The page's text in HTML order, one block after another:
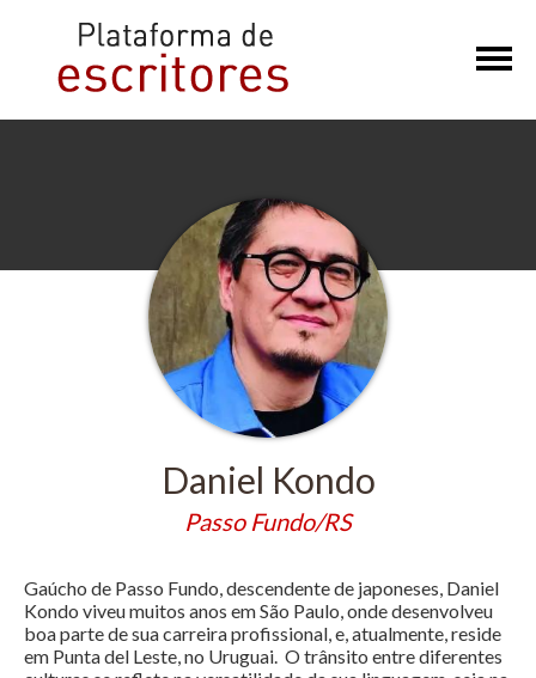
×
Daniel Kondo
Passo Fundo/RS
Gaúcho de Passo Fundo, descendente de japoneses, Daniel
Kondo viveu muitos anos em São Paulo, onde desenvolveu
boa parte de sua carreira profissional, e, atualmente, reside
em Punta del Leste, no Uruguai. O trânsito entre diferentes